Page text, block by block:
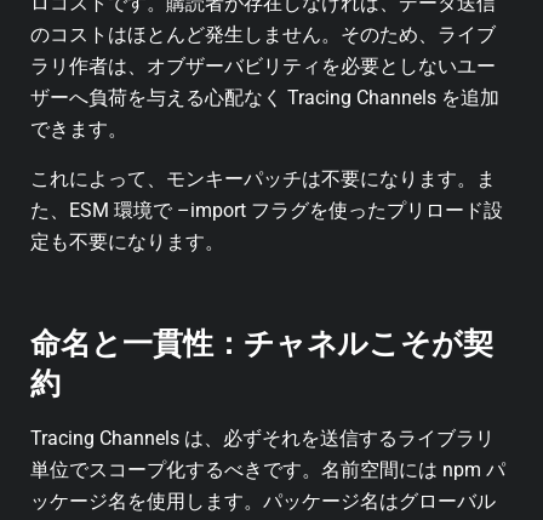
のコストはほとんど発生しません。そのため、ライブ
ラリ作者は、オブザーバビリティを必要としないユー
ザーへ負荷を与える心配なく Tracing Channels を追加
できます。
これによって、モンキーパッチは不要になります。ま
た、ESM 環境で –import フラグを使ったプリロード設
定も不要になります。
命名と一貫性：チャネルこそが契
約
Tracing Channels は、必ずそれを送信するライブラリ
単位でスコープ化するべきです。名前空間には npm パ
ッケージ名を使用します。パッケージ名はグローバル